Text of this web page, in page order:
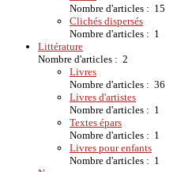
Nombre d'articles : 15
Clichés dispersés
Nombre d'articles : 1
Littérature
Nombre d'articles : 2
Livres
Nombre d'articles : 36
Livres d'artistes
Nombre d'articles : 1
Textes épars
Nombre d'articles : 1
Livres pour enfants
Nombre d'articles : 1